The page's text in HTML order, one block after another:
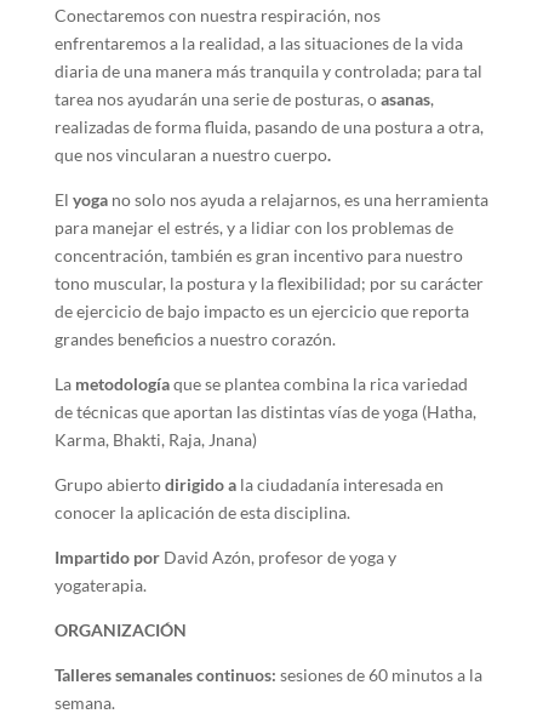
Conectaremos con nuestra respiración, nos
enfrentaremos a la realidad, a las situaciones de la vida
diaria de una manera más tranquila y controlada; para tal
tarea nos ayudarán una serie de posturas, oasanas,
realizadas de forma fluida, pasando de una postura a otra,
que nos vincularan a nuestro cuerpo.
El yogano solo nos ayuda a relajarnos, es una herramienta
para manejar el estrés, y a lidiar con los problemas de
concentración, también es gran incentivo para nuestro
tono muscular, la postura y la flexibilidad; por su carácter
de ejercicio de bajo impacto es un ejercicio que reporta
grandes beneficios a nuestro corazón.
La metodologíaque se plantea combina la rica variedad
de técnicas que aportan las distintas vías de yoga (Hatha,
Karma, Bhakti, Raja, Jnana)
Grupo abiertodirigido a la ciudadanía interesada en
conocer la aplicación de esta disciplina.
Impartido porDavid Azón, profesor de yoga y
yogaterapia.
ORGANIZACIÓN
Talleres semanales continuos: sesiones de 60 minutos a la
semana.